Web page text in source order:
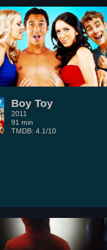
Boy Toy
2011
91 min
TMDB: 4.1/10